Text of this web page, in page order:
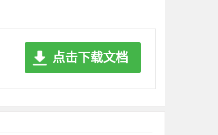
目，又与时俱进适时更新，既有对四史、
合、室内学与室外学相结合等方式，既有
在线、**省干部在线学习、“万名党员进
支委会**次，*个党小组各召开党小组会**
中国特色社会主义思想的认识和理解，进
下班、会议活动等重要节点和关键环节，
点击下载文档